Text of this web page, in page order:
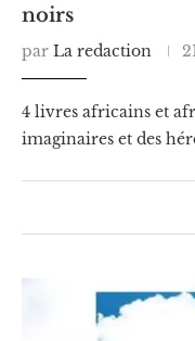
noirs
par La redaction
4 livres africains et
imaginaires et des